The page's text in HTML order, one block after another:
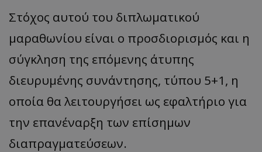
Στόχος αυτού του διπλωματικού
μαραθωνίου είναι ο προσδιορισμός και η
σύγκληση της επόμενης άτυπης
διευρυμένης συνάντησης, τύπου 5+1, η
οποία θα λειτουργήσει ως εφαλτήριο για
την επανέναρξη των επίσημων
διαπραγματεύσεων.